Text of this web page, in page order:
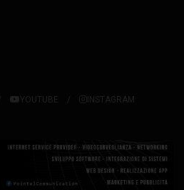
YOUTUBE INSTAGRAM